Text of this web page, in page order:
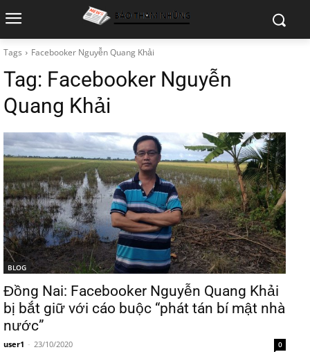
Tags Facebooker Nguyễn Quang Khải
Tag: Facebooker Nguyễn
Quang Khải
BLOG
Đồng Nai: Facebooker Nguyễn Quang Khải
bị bắt giữ với cáo buộc “phát tán bí mật nhà
nước”
user1 - 23/10/2020 0